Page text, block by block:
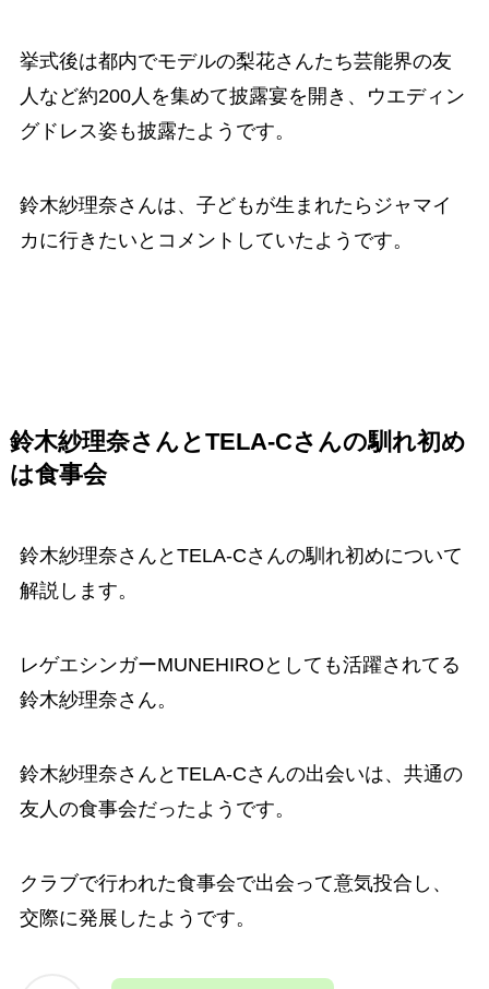
挙式後は都内でモデルの梨花さんたち芸能界の友
人など約200人を集めて披露宴を開き、ウエディン
グドレス姿も披露たようです。
鈴木紗理奈さんは、子どもが生まれたらジャマイ
カに行きたいとコメントしていたようです。
鈴木紗理奈さんとTELA-Cさんの馴れ初め
は食事会
鈴木紗理奈さんとTELA-Cさんの馴れ初めについて
解説します。
レゲエシンガーMUNEHIROとしても活躍されてる
鈴木紗理奈さん。
鈴木紗理奈さんとTELA-Cさんの出会いは、共通の
友人の食事会だったようです。
クラブで行われた食事会で出会って意気投合し、
交際に発展したようです。